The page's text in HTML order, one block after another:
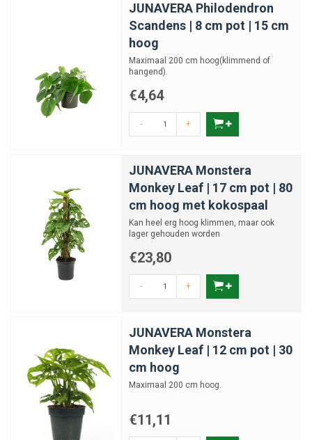
JUNAVERA Philodendron
Scandens | 8 cm pot | 15 cm
hoog
Maximaal 200 cm hoog(klimmend of
hangend).
€4,64
- +
JUNAVERA Monstera
Monkey Leaf | 17 cm pot | 80
cm hoog met kokospaal
Kan heel erg hoog klimmen, maar ook
lager gehouden worden
€23,80
- +
JUNAVERA Monstera
Monkey Leaf | 12 cm pot | 30
cm hoog
Maximaal 200 cm hoog.
€11,11